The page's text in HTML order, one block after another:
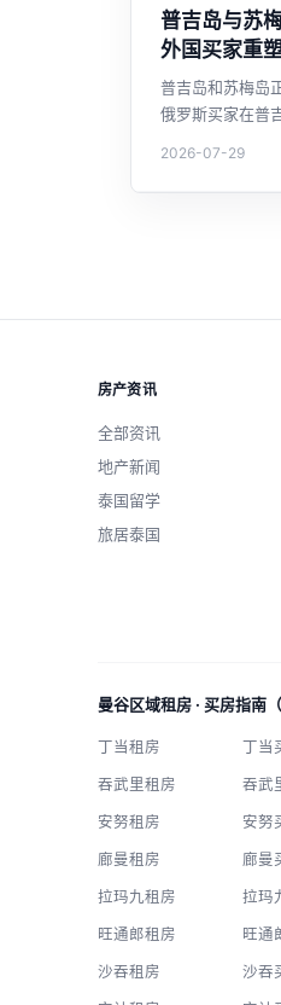
普吉岛与苏
外国买家重
普吉岛和苏梅岛
俄罗斯买家在普
2026-07-29
房产资讯
全部资讯
地产新闻
泰国留学
旅居泰国
曼谷区域租房 · 买房指南（
丁当租房 丁当
吞武里租房 吞武
安努租房 安努
廊曼租房 廊曼
拉玛九租房 拉玛
旺通郎租房 旺通
沙吞租房 沙吞